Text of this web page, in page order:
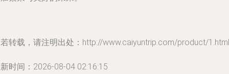
转载，请注明出处：http://www.caiyuntrip.com/product/1.html
时间：2026-08-04 02:16:15